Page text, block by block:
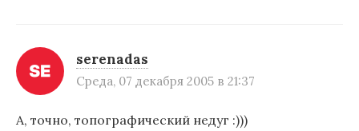
serenadas
Среда, 07 декабря 2005 в 21:37
А, точно, топографический недуг :)))